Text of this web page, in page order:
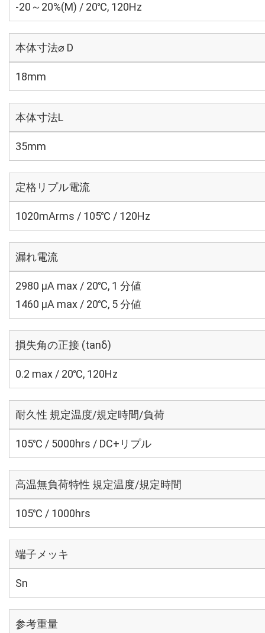
-20～20%(M) / 20℃, 120Hz
本体寸法⌀ D
18mm
本体寸法L
35mm
定格リプル電流
1020mArms / 105℃ / 120Hz
漏れ電流
2980 μA max / 20℃, 1 分値
1460 μA max / 20℃, 5 分値
損失角の正接 (tanδ)
0.2 max / 20℃, 120Hz
耐久性 規定温度/規定時間/負荷
105℃ / 5000hrs / DC+リプル
高温無負荷特性 規定温度/規定時間
105℃ / 1000hrs
端子メッキ
Sn
参考重量